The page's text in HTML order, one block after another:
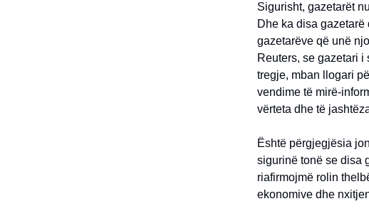
Sigurisht, gazetarët
Dhe ka disa
gazetarëve që unë
Reuters, se gazetari
tregje, mban llogari
vendime të mirë-
vërteta dhe të
Është përgjegjësia
sigurinë tonë se disa
riafirmojmë rolin
ekonomive dhe